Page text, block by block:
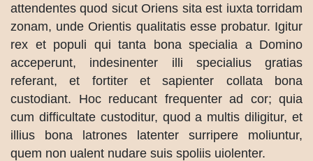
attendentes quod sicut Oriens sita est iuxta torridam
zonam, unde Orientis qualitatis esse probatur. Igitur
rex et populi qui tanta bona specialia a Domino
acceperunt, indesinenter illi specialius gratias
referant, et fortiter et sapienter collata bona
custodiant. Hoc reducant frequenter ad cor; quia
cum difficultate custoditur, quod a multis diligitur, et
illius bona latrones latenter surripere moliuntur,
quem non ualent nudare suis spoliis uiolenter.